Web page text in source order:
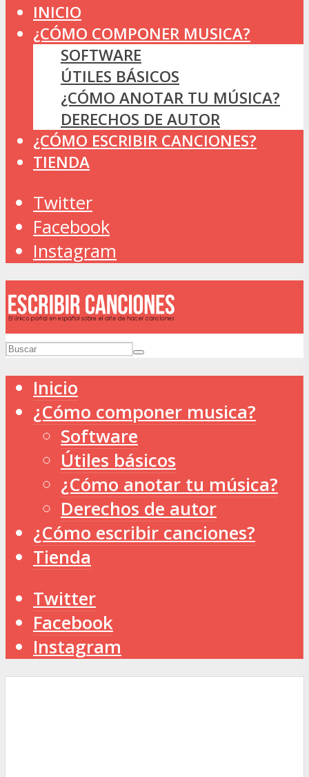
INICIO
¿CÓMO COMPONER MUSICA?
SOFTWARE
ÚTILES BÁSICOS
¿CÓMO ANOTAR TU MÚSICA?
DERECHOS DE AUTOR
¿CÓMO ESCRIBIR CANCIONES?
TIENDA
Twitter
Facebook
Instagram
Inicio
¿Cómo componer musica?
Software
Útiles básicos
¿Cómo anotar tu música?
Derechos de autor
¿Cómo escribir canciones?
Tienda
Twitter
Facebook
Instagram